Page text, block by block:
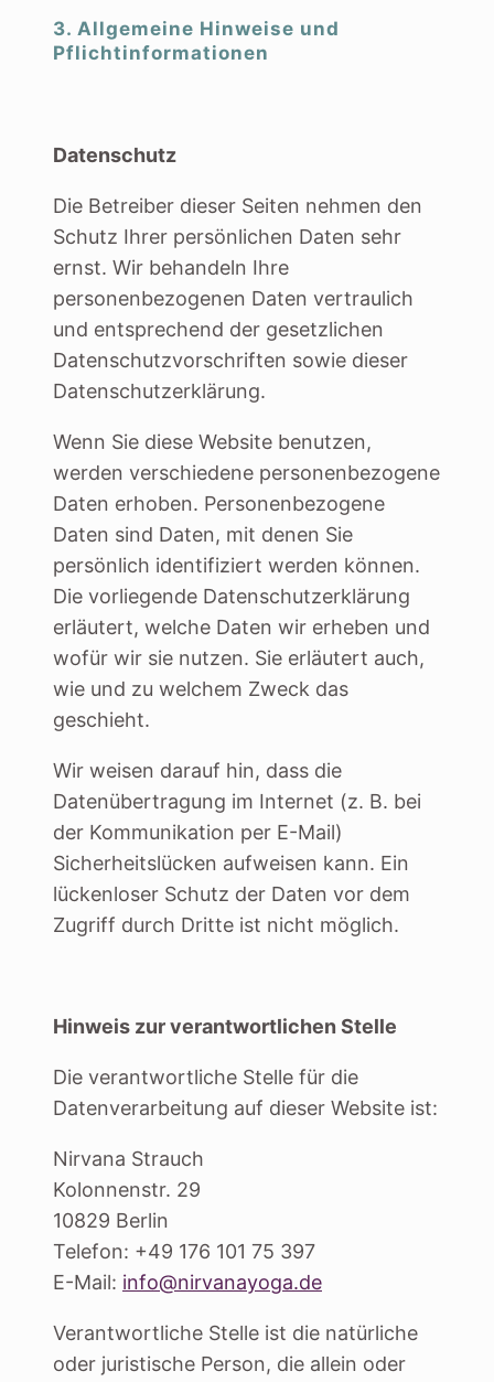
3. Allgemeine Hinweise und
Pflichtinformationen
Datenschutz
Die Betreiber dieser Seiten nehmen den
Schutz Ihrer persönlichen Daten sehr
ernst. Wir behandeln Ihre
personenbezogenen Daten vertraulich
und entsprechend der gesetzlichen
Datenschutzvorschriften sowie dieser
Datenschutzerklärung.
Wenn Sie diese Website benutzen,
werden verschiedene personenbezogene
Daten erhoben. Personenbezogene
Daten sind Daten, mit denen Sie
persönlich identifiziert werden können.
Die vorliegende Datenschutzerklärung
erläutert, welche Daten wir erheben und
wofür wir sie nutzen. Sie erläutert auch,
wie und zu welchem Zweck das
geschieht.
Wir weisen darauf hin, dass die
Datenübertragung im Internet (z. B. bei
der Kommunikation per E-Mail)
Sicherheitslücken aufweisen kann. Ein
lückenloser Schutz der Daten vor dem
Zugriff durch Dritte ist nicht möglich.
Hinweis zur verantwortlichen Stelle
Die verantwortliche Stelle für die
Datenverarbeitung auf dieser Website ist:
Nirvana Strauch
Kolonnenstr. 29
10829 Berlin
Telefon: +49 176 101 75 397
E-Mail: info@nirvanayoga.de
Verantwortliche Stelle ist die natürliche
oder juristische Person, die allein oder